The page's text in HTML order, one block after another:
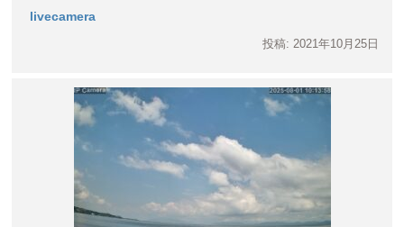
livecamera
投稿: 2021年10月25日